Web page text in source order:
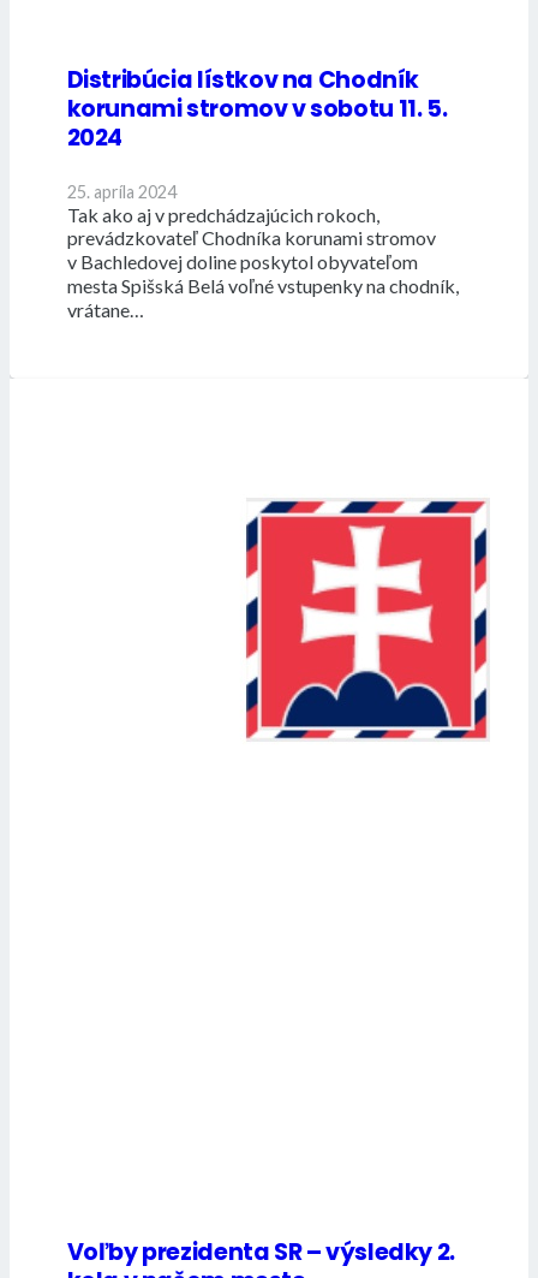
Distribúcia lístkov na Chodník
korunami stromov v sobotu 11. 5.
2024
25. apríla 2024
Tak ako aj v predchádzajúcich rokoch,
prevádzkovateľ Chodníka korunami stromov
v Bachledovej doline poskytol obyvateľom
mesta Spišská Belá voľné vstupenky na chodník,
vrátane…
Voľby prezidenta SR – výsledky 2.